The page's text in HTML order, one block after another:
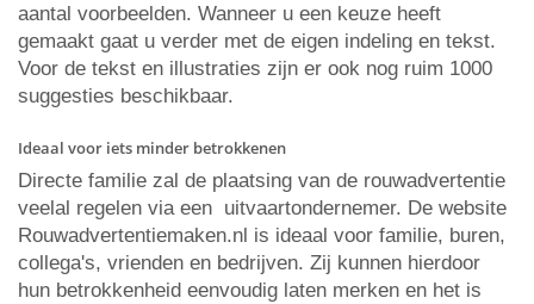
aantal voorbeelden. Wanneer u een keuze heeft
gemaakt gaat u verder met de eigen indeling en tekst.
Voor de tekst en illustraties zijn er ook nog ruim 1000
suggesties beschikbaar.
Ideaal voor iets minder betrokkenen
Directe familie zal de plaatsing van de rouwadvertentie
veelal regelen via een uitvaartondernemer. De website
Rouwadvertentiemaken.nl is ideaal voor familie, buren,
collega's, vrienden en bedrijven. Zij kunnen hierdoor
hun betrokkenheid eenvoudig laten merken en het is